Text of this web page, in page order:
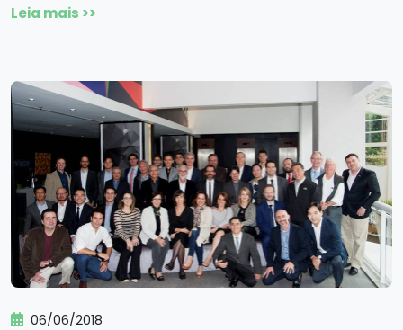
Leia mais >>
06/06/2018